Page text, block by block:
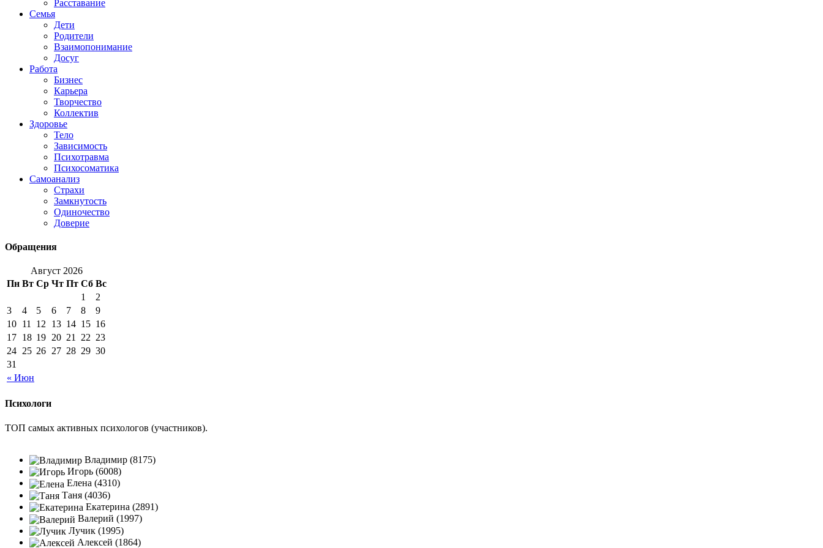
Расставание
Семья
Дети
Родители
Взаимопонимание
Досуг
Работа
Бизнес
Карьера
Творчество
Коллектив
Здоровье
Тело
Зависимость
Психотравма
Психосоматика
Самоанализ
Страхи
Замкнутость
Одиночество
Доверие
Обращения
Август 2026
Пн Вт Ср Чт Пт Сб Вс
« Июн
1
2
3
4 5 6 7 8
9
10 11 12 13 14 15 16
17 18 19 20 21 22 23
24 25 26 27 28 29 30
31
Психологи
ТОП самых активных психологов (участников).
Владимир (8175)
Игорь (6008)
Елена (4310)
Таня (4036)
Екатерина (2891)
Валерий (1997)
Лучик (1995)
Алексей (1864)